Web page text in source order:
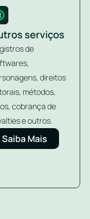
serviços
de
direitos
métodos,
cobrança de
e outros.
Saiba Mais